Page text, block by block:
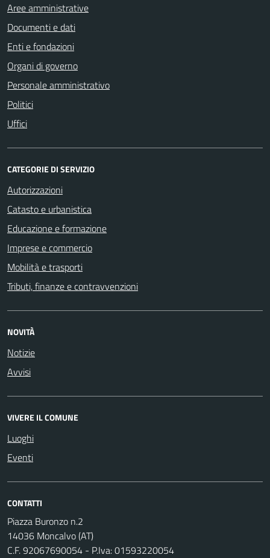
Aree amministrative
Documenti e dati
Enti e fondazioni
Organi di governo
Personale amministrativo
Politici
Uffici
CATEGORIE DI SERVIZIO
Autorizzazioni
Catasto e urbanistica
Educazione e formazione
Imprese e commercio
Mobilità e trasporti
Tributi, finanze e contravvenzioni
NOVITÀ
Notizie
Avvisi
VIVERE IL COMUNE
Luoghi
Eventi
CONTATTI
Piazza Buronzo n.2
14036 Moncalvo (AT)
C.F. 92067690054 - P.Iva: 01593220054